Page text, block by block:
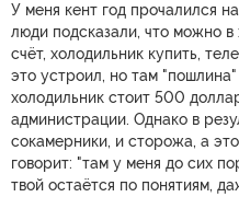
У меня кент год прочалился
люди подсказали, что можно в
счёт, холодильник купить,
это устроил, но там
холодильник стоит 500
администрации. Однако в
сокамерники, и сторожа, а
говорит: "там у меня до сих
твой остаётся по понятиям,